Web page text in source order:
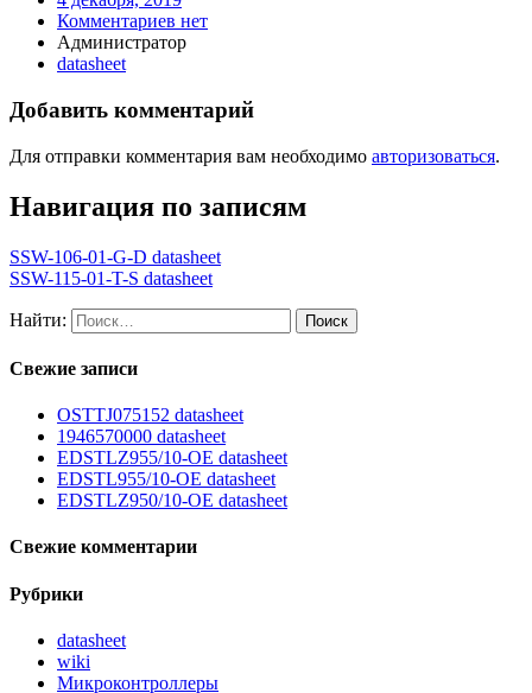
Комментариев нет
Администратор
datasheet
Добавить комментарий
Для отправки комментария вам необходимо авторизоваться.
Навигация по записям
SSW-106-01-G-D datasheet
SSW-115-01-T-S datasheet
Найти:
Свежие записи
OSTTJ075152 datasheet
1946570000 datasheet
EDSTLZ955/10-OE datasheet
EDSTL955/10-OE datasheet
EDSTLZ950/10-OE datasheet
Свежие комментарии
Рубрики
datasheet
wiki
Микроконтроллеры